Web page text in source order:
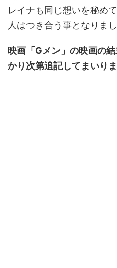
レイナも同じ想いを秘め
人はつき合う事となりまし
映画「Gメン」の映画の
かり次第追記してまいりま